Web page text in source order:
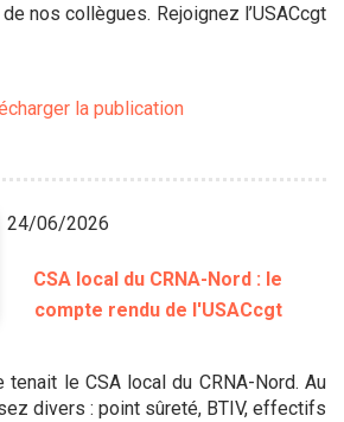
nos collègues. Rejoignez l’USACcgt
la publication
24/06/2026
CSA local du CRNA-Nord : le
compte rendu de l'USACcgt
tenait le CSA local du CRNA-Nord. Au
divers : point sûreté, BTIV, effectifs